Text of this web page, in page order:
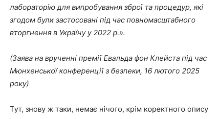
лабораторію для випробування зброї та процедур, які
згодом були застосовані під час повномасштабного
вторгнення в Україну у 2022 р.».
(Заява на врученні премії Евальда фон Клейста під час
Мюнхенської конференції з безпеки, 16 лютого 2025
року)
Тут, знову ж таки, немає нічого, крім коректного опису